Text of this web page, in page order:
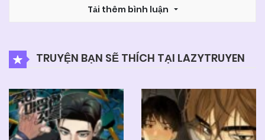
25/06/2026
Chapter 11 (H)
Chapter 10 (H) 25/06/2026
Chapter 09 (H) 25/06/2026
Tải thêm bình luận
TRUYỆN BẠN SẼ THÍCH TẠI LAZYTRUYEN